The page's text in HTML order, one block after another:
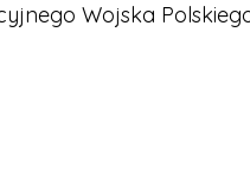
Wojska